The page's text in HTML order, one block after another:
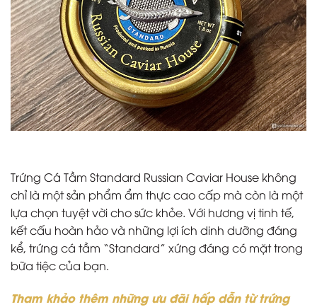
Trứng Cá Tầm Standard Russian Caviar House không
chỉ là một sản phẩm ẩm thực cao cấp mà còn là một
lựa chọn tuyệt vời cho sức khỏe. Với hương vị tinh tế,
kết cấu hoàn hảo và những lợi ích dinh dưỡng đáng
kể, trứng cá tầm “Standard” xứng đáng có mặt trong
bữa tiệc của bạn.
Tham khảo thêm những ưu đãi hấp dẫn từ trứng